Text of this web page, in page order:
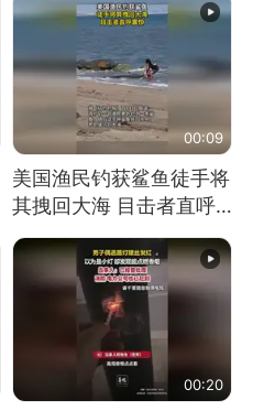
00:09
美国渔民钓获鲨鱼徒手将
其拽回大海 目击者直呼
震惊 （视频来源：参考
消息）
00:20